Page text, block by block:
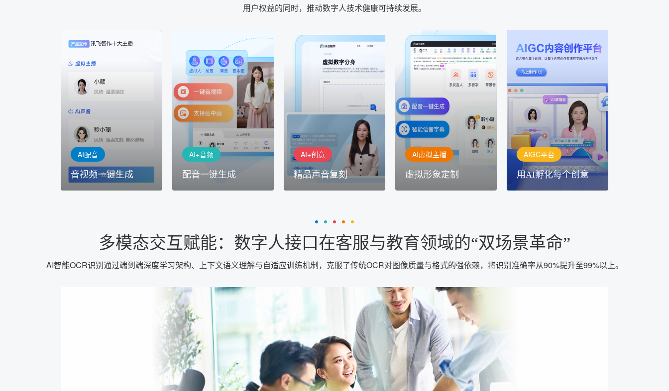
用户权益的同时，推动数字人技术健康可持续发展。
AI配音
音视频一键生成
音视频一键生成
AI+视频：在虚拟"AI演播
键完成音、视频作品的输出
AI+音频
配音一键生成
AI+音频
配音一键生成
AI+音频：基于全球领先的
TTS能力打造的AI音频制作
工具，输入文本、选择发音
人即可一键生成专业音频
AI+创意
精品声音复刻
AI+创意
精品声音复刻
AI+创意：AIGC 能力集中展
示窗口，体验 AIGC 给生活
AI虚拟主播
虚拟形象定制
虚拟形象定制
讯飞智作：让每一个内容创
作者高效生产灵活定制
AIGC平台
用AI孵化每个创意
AIGC平台
用AI孵化每个创意
讯飞AIGC平台：让每个创
作者都拥有自己的专注AI创
作助手
多模态交互赋能：数字人接口在客服与教育领域的“双场景革命”
AI智能OCR识别通过端到端深度学习架构、上下文语义理解与自适应训练机制，克服了传统OCR对图像质量与格式的强依赖，将识别准确率从90%提升至99%以上。